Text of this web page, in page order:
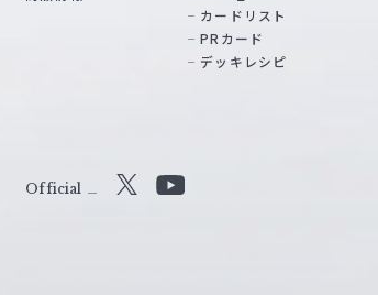
カードリスト
PRカード
デッキレシピ
Official
Y